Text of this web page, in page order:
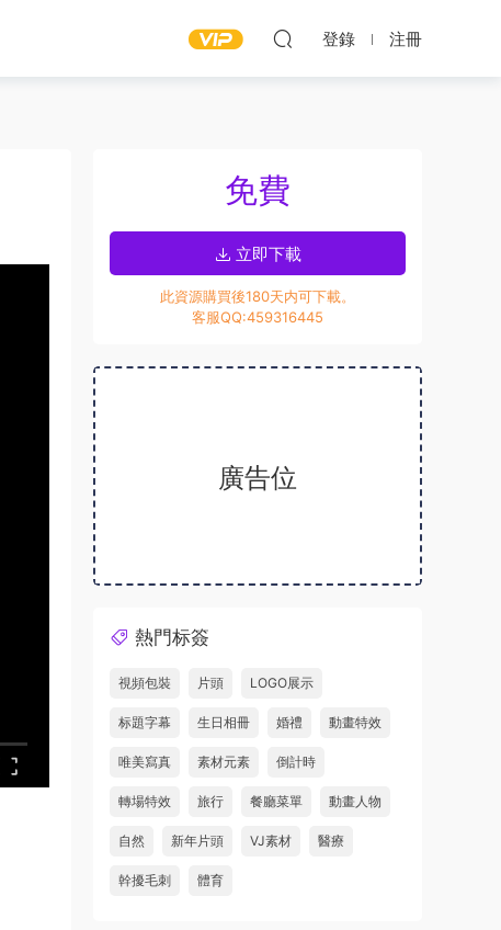
登錄 注冊
免費
立即下載
此資源購買後180天内可下載。
客服QQ:459316445
廣告位
熱門标簽
視頻包裝 片頭 LOGO展示
标題字幕 生日相冊 婚禮 動畫特效
唯美寫真 素材元素 倒計時
轉場特效 旅行 餐廳菜單 動畫人物
自然 新年片頭 VJ素材 醫療
幹擾毛刺 體育